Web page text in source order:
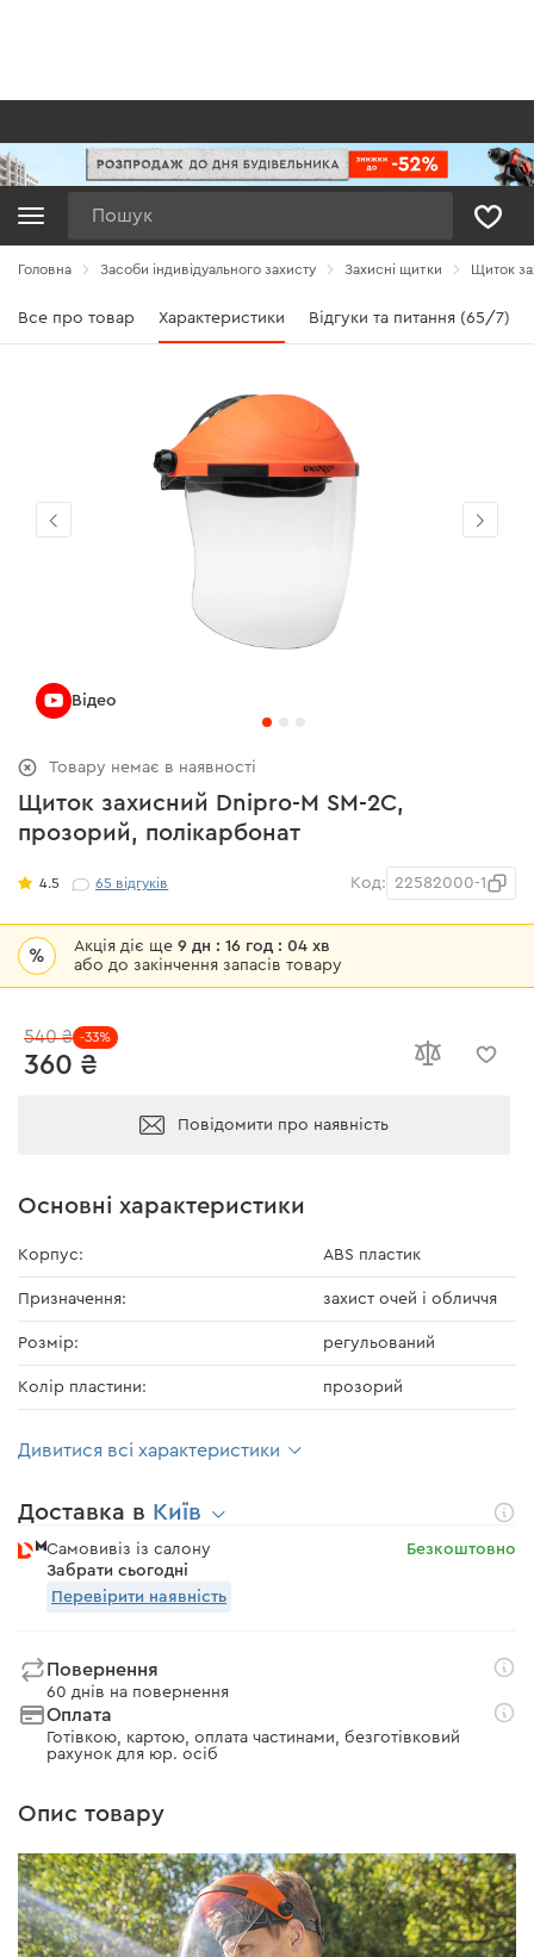
Головна Засоби індивідуального захисту Захисні щитки Щиток
Все про товар Характеристики Відгуки та питання (65/7)
Щиток захисний Dnipro-M SM-2C,
прозорий, полікарбонат
4.5 65 відгуків Код: 22582000-1
% Акція діє ще9 дн : 16 год : 04 хв
або до закінчення запасів товару
360 ₴
540 ₴ -33%
Повідомити про наявність
Товару немає в наявності
Основні характеристики
Корпус: ABS пластик
Призначення: захист очей і обличчя
Розмір: регульований
Колір пластини: прозорий
Дивитися всі характеристики
Доставка в Київ
Самовивіз із салону
Забрати сьогодні
Безкоштовно
Перевірити наявність
Повернення
60 днів на повернення
Оплата
Готівкою, картою, оплата частинами, безготівковий
рахунок для юр. осіб
Опис товару
Відео